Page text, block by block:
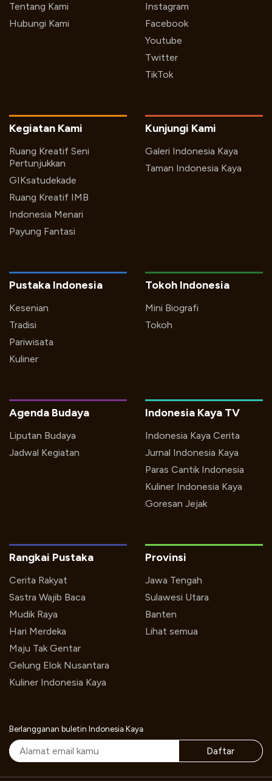
Tentang Kami
Hubungi Kami
Instagram
Facebook
Youtube
Twitter
TikTok
Kegiatan Kami
Ruang Kreatif Seni
Pertunjukkan
GIKsatudekade
Ruang Kreatif IMB
Indonesia Menari
Payung Fantasi
Kunjungi Kami
Galeri Indonesia Kaya
Taman Indonesia Kaya
Pustaka Indonesia
Kesenian
Tradisi
Pariwisata
Kuliner
Tokoh Indonesia
Mini Biografi
Tokoh
Indonesia Kaya TV
Indonesia Kaya Cerita
Jurnal Indonesia Kaya
Paras Cantik Indonesia
Kuliner Indonesia Kaya
Goresan Jejak
Agenda Budaya
Liputan Budaya
Jadwal Kegiatan
Rangkai Pustaka
Cerita Rakyat
Sastra Wajib Baca
Mudik Raya
Hari Merdeka
Maju Tak Gentar
Gelung Elok Nusantara
Kuliner Indonesia Kaya
Provinsi
Jawa Tengah
Sulawesi Utara
Banten
Lihat semua
Berlangganan buletin Indonesia Kaya
Daftar